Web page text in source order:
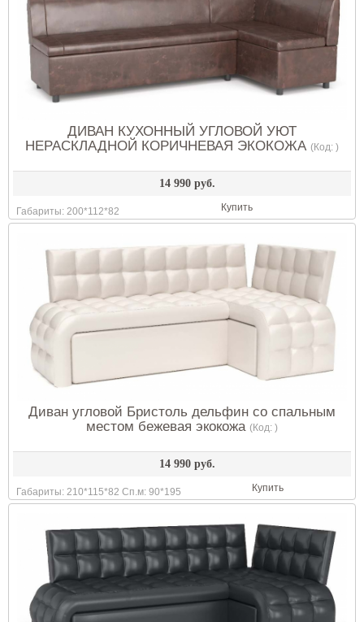
ДИВАН КУХОННЫЙ УГЛОВОЙ УЮТ
НЕРАСКЛАДНОЙ КОРИЧНЕВАЯ ЭКОКОЖА (Код: )
14 990 руб.
Габариты: 200*112*82 Купить
Диван угловой Бристоль дельфин со спальным
местом бежевая экокожа (Код: )
14 990 руб.
Габариты: 210*115*82 Сп.м: 90*195 Купить